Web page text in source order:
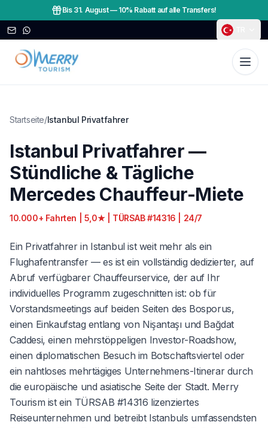
Bis 31. August— 10% Rabatt auf alle Transfers!
Startseite/Istanbul Privatfahrer
Istanbul Privatfahrer —
Stündliche & Tägliche
Mercedes Chauffeur-Miete
10.000+ Fahrten | 5,0★ | TÜRSAB #14316 | 24/7
Ein Privatfahrer in Istanbul ist weit mehr als ein
Flughafentransfer — es ist ein vollständig dedizierter, auf
Abruf verfügbarer Chauffeurservice, der auf Ihr
individuelles Programm zugeschnitten ist: ob für
Vorstandsmeetings auf beiden Seiten des Bosporus,
einen Einkaufstag entlang von Nişantaşı und Bağdat
Caddesi, einen mehrstöppeligen Investor-Roadshow,
einen diplomatischen Besuch im Botschaftsviertel oder
ein nahtloses mehrtägiges Unternehmens-Itinerar durch
die europäische und asiatische Seite der Stadt. Merry
Tourism ist ein TÜRSAB #14316 lizenziertes
Reiseunternehmen und betreibt Istanbuls umfassendsten